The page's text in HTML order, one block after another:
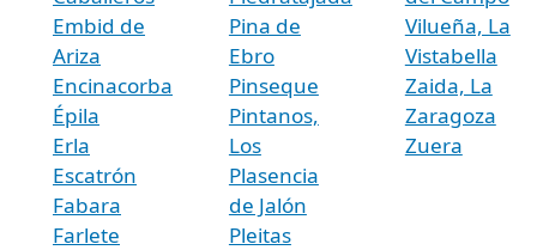
Embid de
Ariza
Encinacorba
Épila
Erla
Escatrón
Fabara
Farlete
Pina de
Ebro
Pinseque
Pintanos,
Los
Plasencia
de Jalón
Pleitas
Vilueña, La
Vistabella
Zaida, La
Zaragoza
Zuera